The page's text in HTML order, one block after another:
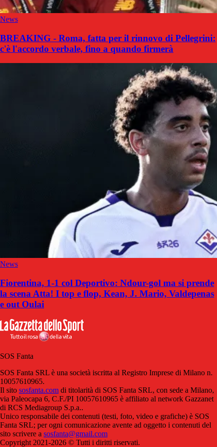
News
BREAKING - Roma, fatta per il rinnovo di Pellegrini:
c'è l'accordo verbale, fino a quando firmerà
News
Fiorentina, 1-1 col Deportivo: Ndour-gol ma si prende
la scena Atta! I top e flop, Kean, J. Mario, Valdepenas
e out Oulai
SOS Fanta
SOS Fanta SRL è una società iscritta al Registro Imprese di Milano n.
10057610965.
Il sito sosfanta.com di titolarità di SOS Fanta SRL, con sede a Milano,
via Paleocapa 6, C.F./PI 10057610965 è affiliato al network Gazzanet
di RCS Mediagroup S.p.a..
Unico responsabile dei contenuti (testi, foto, video e grafiche) è SOS
Fanta SRL; per ogni comunicazione avente ad oggetto i contenuti del
sito scrivere a sosfanta@gmail.com
Copyright 2021-2026 © Tutti i diritti riservati.